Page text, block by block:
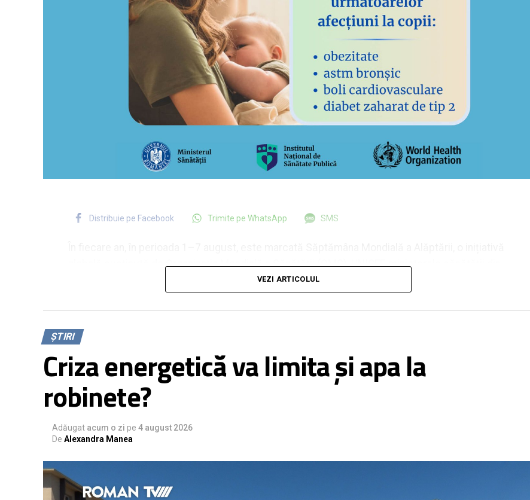
Distribuie pe Facebook Trimite pe WhatsApp SMS
globală susținută de Organizația Mondială a Sănătății (OMS), UNICEF, ministerele sănătății din
numeroase țări și organizațiile partenere din societatea civilă. Tema din acest an, „Alăptarea
pentru un început de viață sustenabil: să consolidăm ceea ce funcționează”, subliniază
importanța menținerii și extinderii intervențiilor și politicilor care și-au demonstrat eficiența în
protejarea, promovarea și susținerea alăptării, cu beneficii pentru sănătatea populației și
dezvoltarea durabilă. Evenimentul are ca scop promovarea beneficiilor alăptării și susținerea
mamelor pentru a oferi copiilor un start sănătos în viață.
Alăptarea reprezintă una dintre cele mai eficiente intervenții de sănătate publică, cu
beneficii demonstrate atât pentru copil, cât și pentru mamă.
Pentru copil, laptele matern furnizează toți nutrienții necesari dezvoltării armonioase în primele
zaharat de tip 2) pe parcursul vieții. Alăptarea reprezintă unul dintre cei mai importanți factori
VEZI ARTICOLUL
ȘTIRI
Criza energetică va limita și apa la
robinete?
Adăugat acum o zi pe 4 august 2026
De Alexandra Manea